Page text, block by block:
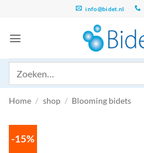
inhoud
info@bidet.nl
Home / shop / Blooming bidets
-15%